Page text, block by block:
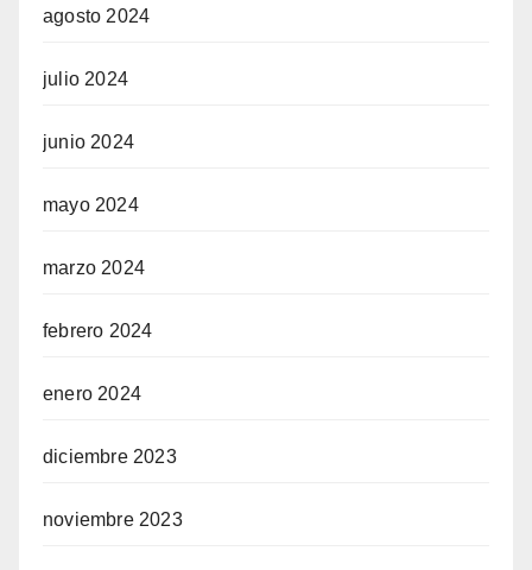
agosto 2024
julio 2024
junio 2024
mayo 2024
marzo 2024
febrero 2024
enero 2024
diciembre 2023
noviembre 2023